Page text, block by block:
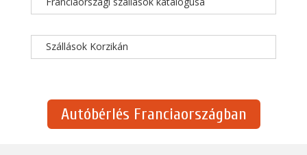
Szállások Korzikán
Autóbérlés Franciaországban